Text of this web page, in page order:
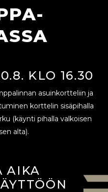
KLO 16.30
asuinkortteliin ja
korttelin sisäpihalla
(käynti pihalla valkoisen
alta).
AIKA